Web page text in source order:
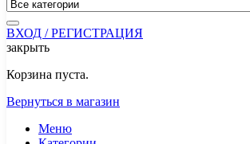
ВХОД / РЕГИСТРАЦИЯ
закрыть
Корзина пуста.
Вернуться в магазин
Меню